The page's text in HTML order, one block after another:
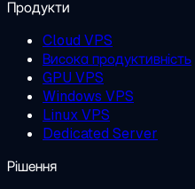
Продукти
Cloud VPS
Висока продуктивність
GPU VPS
Windows VPS
Linux VPS
Dedicated Server
Рішення